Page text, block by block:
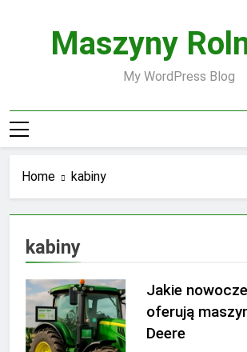
Maszyny
My WordPress Blog
Home kabiny
kabiny
Jakie
oferują
Deere